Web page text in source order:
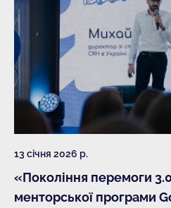
13 січня 2026 р.
«Покоління перемоги
менторської програми